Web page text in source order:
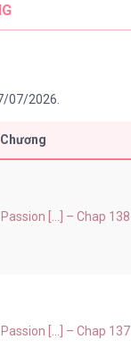
07/2026.
Chương
Passion [...] – Chap 138
Passion [...] – Chap 137